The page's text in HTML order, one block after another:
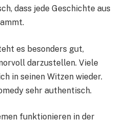
dass jede Geschichte aus
es besonders gut,
darzustellen. Viele
in seinen Witzen wieder.
sehr authentisch.
funktionieren in der